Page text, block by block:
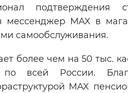
подтверждения
мессенджер MAX в
самообслуживания.
более чем на 50 тыс.
всей России.
MAX